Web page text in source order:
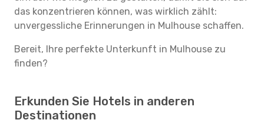
das konzentrieren können, was wirklich zählt:
unvergessliche Erinnerungen in Mulhouse schaffen.
Bereit, Ihre perfekte Unterkunft in Mulhouse zu
finden?
Erkunden Sie Hotels in anderen
Destinationen